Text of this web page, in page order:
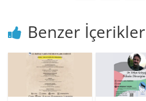
Benzer İçerikler